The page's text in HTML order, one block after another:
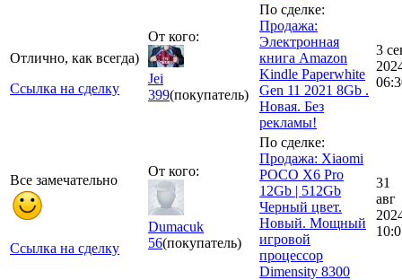
Отлично, как всегда)
Ссылка на сделку
От кого:
Jei
399(покупатель)
По сделке:
Продажа:
Электронная
книга Amazon
Kindle Paperwhite
Gen 11 2021 8Gb .
Новая. Без
рекламы!
3
Все замечательно
Ссылка на сделку
От кого:
Dumacuk
56(покупатель)
По сделке:
Продажа: Xiaomi
POCO X6 Pro
12Gb | 512Gb
Черный цвет.
Новый. Мощный
игровой
процессор
Dimensity 8300
31
авг